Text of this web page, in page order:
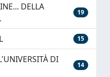
DELLA
19
15
DI
14